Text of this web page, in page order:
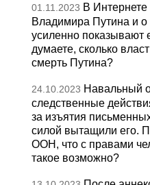
01.11.2023 В
Владимира Путина и о
усиленно показывают
думаете, сколько
смерть Путина?
24.10.2023 Навальный
следственные
за изъятия
силой вытащили его.
ООН, что с правами
такое возможно?